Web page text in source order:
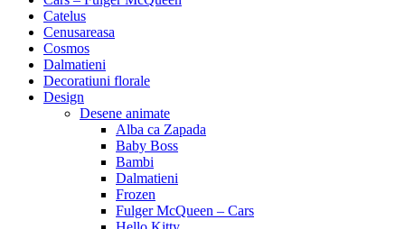
Catelus
Cenusareasa
Cosmos
Dalmatieni
Decoratiuni florale
Design
Desene animate
Alba ca Zapada
Baby Boss
Bambi
Dalmatieni
Frozen
Fulger McQueen – Cars